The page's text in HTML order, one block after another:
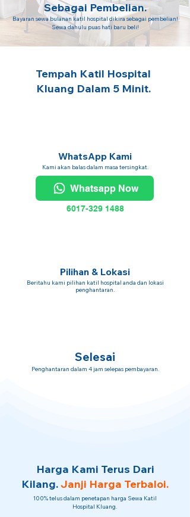
Sebagai Pembelian.
Bayaran sewa bulanan katil hospital dikira sebagai pembelian!
Sewa dahulu puas hati baru beli!
Tempah Katil Hospital
Kluang Dalam 5 Minit.
WhatsApp Kami
Kami akan balas dalam masa tersingkat.
Whatsapp Now
6017-329 1488
Pilihan & Lokasi
Beritahu kami pilihan katil hospital anda dan lokasi
penghantaran.
Selesai
Penghantaran dalam 4 jam selepas pembayaran.
Harga Kami Terus Dari
Kilang.Janji Harga Terbaloi.
100% telus dalam penetapan harga Sewa Katil
Hospital Kluang.